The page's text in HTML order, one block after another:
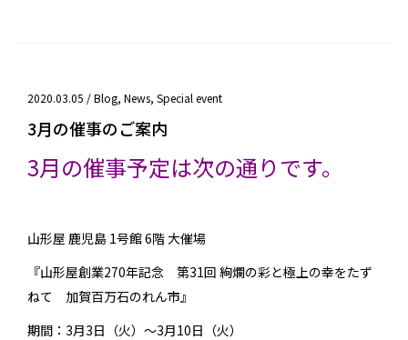
2020.03.05 /Blog, News, Special event
3月の催事のご案内
3月の催事予定は次の通りです。
山形屋 鹿児島 1号館 6階 大催場
『山形屋創業270年記念 第31回 絢爛の彩と極上の幸をたず
ねて 加賀百万石のれん市』
期間：3月3日（火）〜3月10日（火）